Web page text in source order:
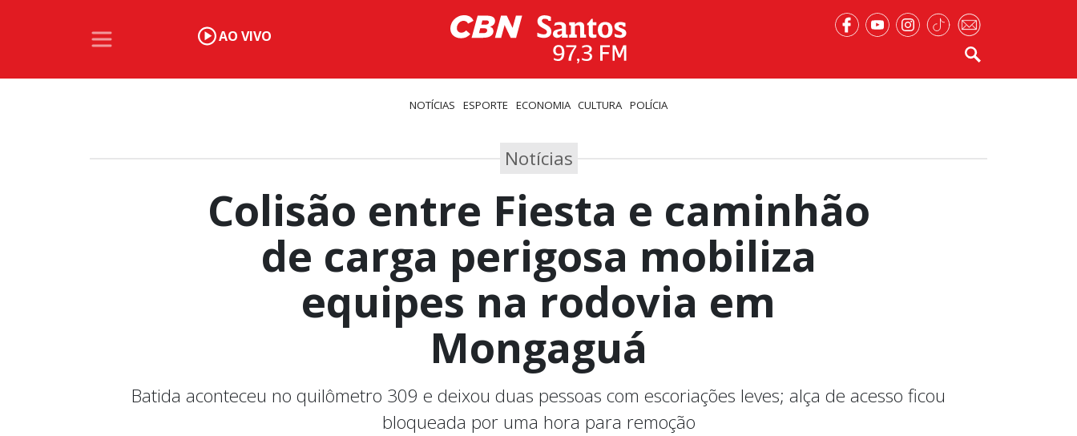
AO VIVO
NOTÍCIAS ESPORTE ECONOMIA CULTURA POLÍCIA
Notícias
Colisão entre Fiesta e caminhão
de carga perigosa mobiliza
equipes na rodovia em
Mongaguá
Batida aconteceu no quilômetro 309 e deixou duas pessoas com escoriações leves; alça de acesso ficou
bloqueada por uma hora para remoção